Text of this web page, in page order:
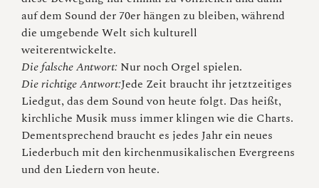
auf dem Sound der 70er hängen zu bleiben, während
die umgebende Welt sich kulturell
weiterentwickelte.
Die falsche Antwort: Nur noch Orgel spielen.
Die richtige Antwort:Jede Zeit braucht ihr jetztzeitiges
Liedgut, das dem Sound von heute folgt. Das heißt,
kirchliche Musik muss immer klingen wie die Charts.
Dementsprechend braucht es jedes Jahr ein neues
Liederbuch mit den kirchenmusikalischen Evergreens
und den Liedern von heute.